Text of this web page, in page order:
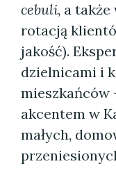
cebuli, a
rotacją
jakość).
dzielnicami i
akcentem w
małych,